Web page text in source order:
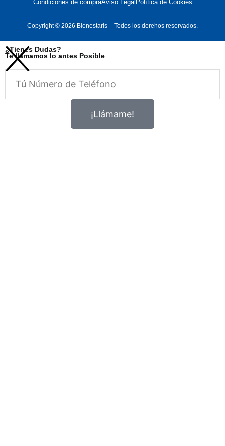
Copyright © 2026 Bienestaris – Todos los derehos reservados.
Condiciones de compraAviso Legal Política de Cookies
¿Tienes Dudas?
Te llamamos lo antes Posible
¡Llámame!